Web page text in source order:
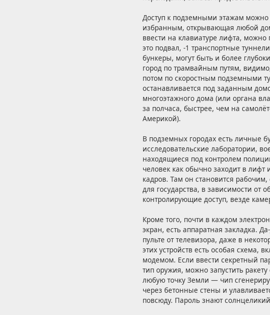
Доступ к подземными этажам
избранным, открывающая любой
ввести на клавиатуре лифта, можно
это подвал, -1 транспортные
бункеры, могут быть и более
город по трамвайным путям,
потом по скоростным подземными
останавливается под заданным
многоэтажного дома (или органа
за полчаса, быстрее, чем на
Америкой).
В подземных городах есть личные
исследовательские лаборатории,
находящиеся под контролем
человек как обычно заходит в
кадров. Там он становится
для государства, в зависимости
контролирующие доступ, везде
Кроме того, почти в каждом
экран, есть аппаратная закладка.
пульте от телевизора, даже в
этих устройств есть особая схема,
модемом. Если ввести секретный
тип оружия, можно запустить
любую точку Земли — чип
через бетонные стены и
повсюду. Пароль знают